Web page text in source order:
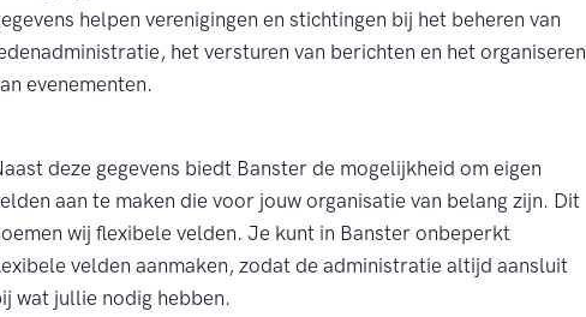
helpen verenigingen en stichtingen bij het beheren van
het versturen van berichten en het organiseren
evenementen.
deze gegevens biedt Banster de mogelijkheid om eigen
aan te maken die voor jouw organisatie van belang zijn. Dit
wij flexibele velden. Je kunt in Banster onbeperkt
velden aanmaken, zodat de administratie altijd aansluit
wat jullie nodig hebben.